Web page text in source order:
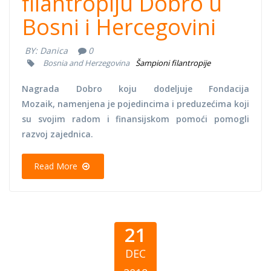
Bosni i Hercegovini
BY: Danica 0
Bosnia and Herzegovina Šampioni filantropije
Nagrada Dobro koju dodeljuje Fondacija
Mozaik, namenjena je pojedincima i preduzećima koji
su svojim radom i finansijskom pomoći pomogli
razvoj zajednica.
Read More
21
DEC